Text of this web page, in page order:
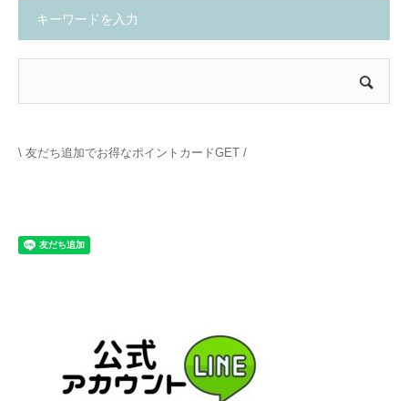
キーワードを入力
\ 友だち追加でお得なポイントカードGET /